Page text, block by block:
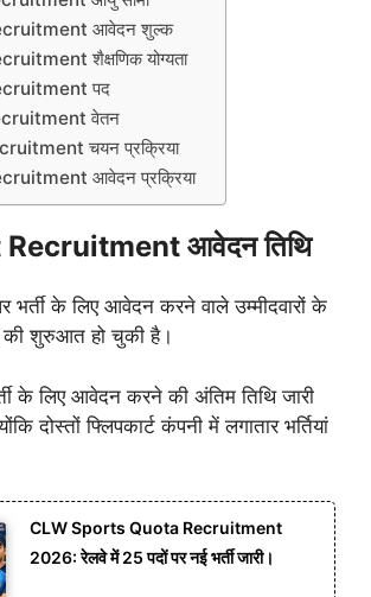
आवेदन शुल्क
शैक्षणिक योग्यता
पद
वेतन
चयन प्रक्रिया
आवेदन प्रक्रिया
आवेदन तिथि
भर्ती के लिए आवेदन करने वाले उम्मीदवारों के
की शुरुआत हो चुकी है।
के लिए आवेदन करने की अंतिम तिथि जारी
दोस्तों फ्लिपकार्ट कंपनी में लगातार भर्तियां
CLW Sports Quota Recruitment
2026: रेलवे में 25 पदों पर नई भर्ती जारी।